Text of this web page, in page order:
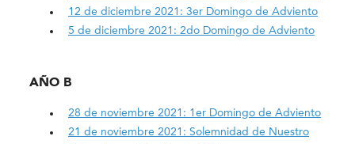
12 de diciembre 2021: 3er Domingo de Adviento
5 de diciembre 2021: 2do Domingo de Adviento
AÑO B
28 de noviembre 2021: 1er Domingo de Adviento
21 de noviembre 2021: Solemnidad de Nuestro